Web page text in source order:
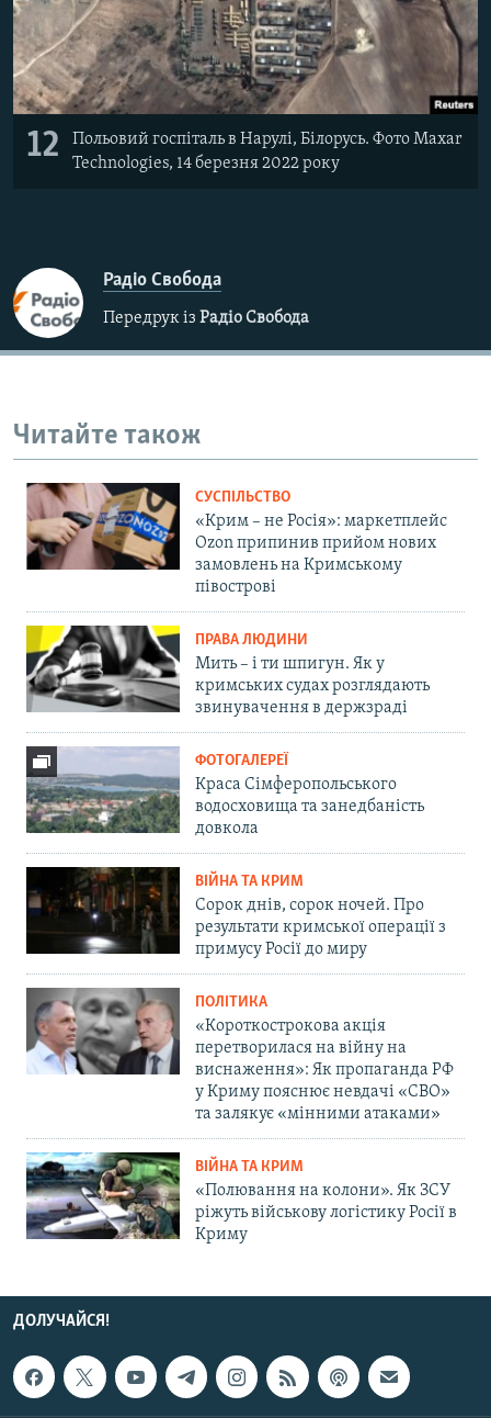
12
Польовий госпіталь в Нарулі, Білорусь. Фото Maxar
Technologies, 14 березня 2022 року
Радіо Свобода
Передрук із Радіо Свобода
Читайте також
СУСПІЛЬСТВО
«Крим – не Росія»: маркетплейс
Ozon припинив прийом нових
замовлень на Кримському
півострові
ПРАВА ЛЮДИНИ
Мить – і ти шпигун. Як у
кримських судах розглядають
звинувачення в держзраді
ФОТОГАЛЕРЕЇ
Краса Сімферопольського
водосховища та занедбаність
довкола
ВІЙНА ТА КРИМ
Сорок днів, сорок ночей. Про
результати кримської операції з
примусу Росії до миру
ПОЛІТИКА
«Короткострокова акція
перетворилася на війну на
виснаження»: Як пропаганда РФ
у Криму пояснює невдачі «СВО»
та залякує «мінними атаками»
ВІЙНА ТА КРИМ
«Полювання на колони». Як ЗСУ
ріжуть військову логістику Росії в
Криму
ДОЛУЧАЙСЯ!